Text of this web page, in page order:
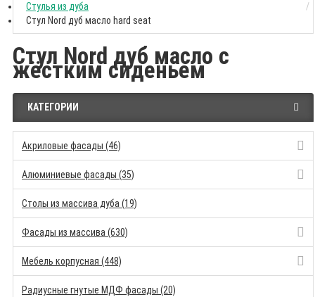
Стулья из дуба
Стул Nord дуб масло hard seat
Стул Nord дуб масло с
жёстким сиденьем
КАТЕГОРИИ
Акриловые фасады (46)
Алюминиевые фасады (35)
Столы из массива дуба (19)
Фасады из массива (630)
Мебель корпусная (448)
Радиусные гнутые МДФ фасады (20)